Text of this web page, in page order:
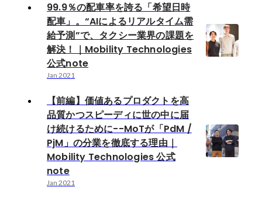
99.9％の配車率を誇る「希望日時
配車」。“AIによるリアルタイム需
給予測”で、タクシー業界の課題を
解決！｜Mobility Technologies
公式note
Jan 2021
【前編】価値あるプロダクトを高
品質かつスピーディに世の中に届
け続けるために--MoTが「PdM /
PjM」の分業を徹底する理由｜
Mobility Technologies 公式
note
Jan 2021